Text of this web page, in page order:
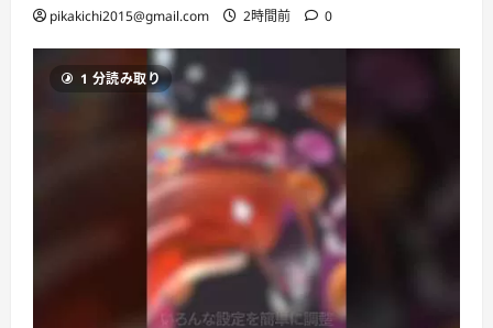
pikakichi2015@gmail.com 2時間前 0
1 分読み取り